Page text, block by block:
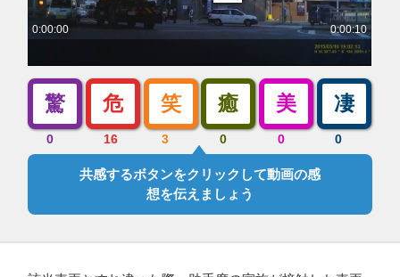
驚
0
危
16
笑
3
癒
0
美
0
凄
0
共感するボタンをクリックして動画の感
想を伝えましょう